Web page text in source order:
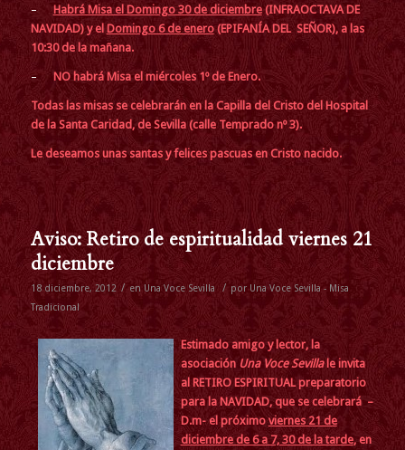
– Habrá Misa el Domingo 30 de diciembre(INFRAOCTAVA DE
NAVIDAD) y el Domingo 6 de enero(EPIFANÍA DEL SEÑOR), a las
10:30 de la mañana.
– NO habrá Misa el miércoles 1º de Enero.
Todas las misas se celebraránen la Capilla del Cristo del Hospital
de la Santa Caridad, de Sevilla (calle Temprado nº 3).
Le deseamos unas santas y felices pascuas en Cristo nacido.
Aviso: Retiro de espiritualidad viernes 21
diciembre
18 diciembre, 2012 / en Una Voce Sevilla / por Una Voce Sevilla - Misa
Tradicional
Estimado amigo y lector, la
asociación Una Voce Sevillale invita
al RETIRO ESPIRITUAL preparatorio
para la NAVIDAD, que se celebrará –
D.m- el próximo viernes 21 de
diciembre de 6 a 7, 30 de la tarde, en